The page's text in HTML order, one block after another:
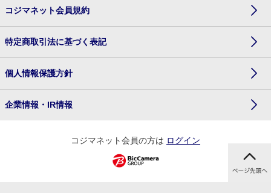
コジマネット会員規約
特定商取引法に基づく表記
個人情報保護方針
企業情報・IR情報
コジマネット会員の方は ログイン